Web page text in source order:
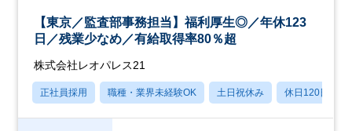
【東京／監査部事務担当】福利厚生◎／年休123
日／残業少なめ／有給取得率80％超
株式会社レオパレス21
正社員採用 職種・業界未経験OK 土日祝休み 休日120日以上